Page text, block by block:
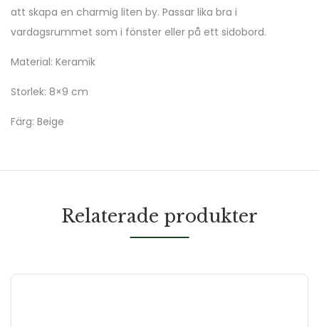
att skapa en charmig liten by. Passar lika bra i
vardagsrummet som i fönster eller på ett sidobord.
Material: Keramik
Storlek: 8×9 cm
Färg: Beige
Relaterade produkter